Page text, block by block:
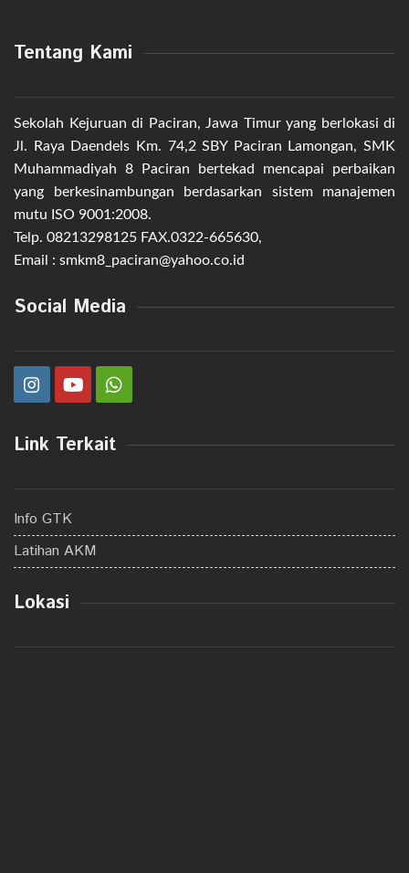
Tentang Kami
Sekolah Kejuruan di Paciran, Jawa Timur yang berlokasi di
Jl. Raya Daendels Km. 74,2 SBY Paciran Lamongan, SMK
Muhammadiyah 8 Paciran bertekad mencapai perbaikan
yang berkesinambungan berdasarkan sistem manajemen
mutu ISO 9001:2008.
Telp. 08213298125 FAX.0322-665630,
Email : smkm8_paciran@yahoo.co.id
Social Media
Link Terkait
Info GTK
Latihan AKM
Lokasi